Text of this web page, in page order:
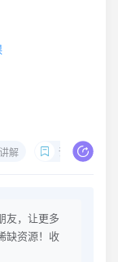
解 课文学素养
友，让更多
缺资源！收